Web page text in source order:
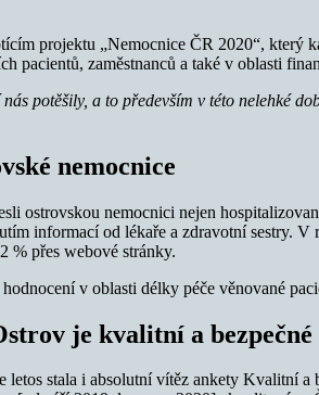
projektu „Nemocnice ČR 2020“, který
pacientů, zaměstnanců a také v oblasti
nás potěšily, a to především v této nelehké
nemocnice
ostrovskou nemocnici nejen
informací od lékaře a zdravotní sestry.
% přes webové stránky.
v oblasti délky péče věnované
je kvalitní a
letos stala i absolutní vítěz ankety Kvalitní